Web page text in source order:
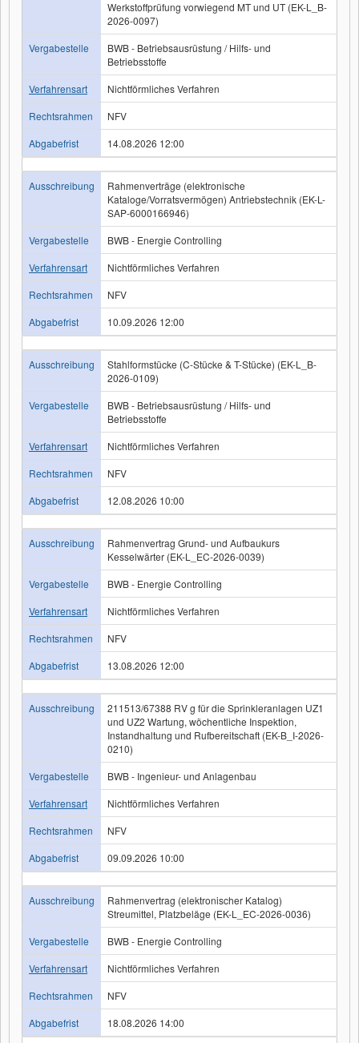
Werkstoffprüfung vorwiegend MT und UT (EK-L_B-
2026-0097)
Vergabestelle
BWB - Betriebsausrüstung / Hilfs- und
Betriebsstoffe
Verfahrensart
Nichtförmliches Verfahren
Rechtsrahmen
NFV
Abgabefrist
14.08.2026 12:00
Ausschreibung
Rahmenverträge (elektronische
Kataloge/Vorratsvermögen) Antriebstechnik (EK-L-
SAP-6000166946)
Vergabestelle
BWB - Energie Controlling
Verfahrensart
Nichtförmliches Verfahren
Rechtsrahmen
NFV
Abgabefrist
10.09.2026 12:00
Ausschreibung
Stahlformstücke (C-Stücke & T-Stücke) (EK-L_B-
2026-0109)
Vergabestelle
BWB - Betriebsausrüstung / Hilfs- und
Betriebsstoffe
Verfahrensart
Nichtförmliches Verfahren
Rechtsrahmen
NFV
Abgabefrist
12.08.2026 10:00
Ausschreibung
Rahmenvertrag Grund- und Aufbaukurs
Kesselwärter (EK-L_EC-2026-0039)
Vergabestelle
BWB - Energie Controlling
Verfahrensart
Nichtförmliches Verfahren
Rechtsrahmen
NFV
Abgabefrist
13.08.2026 12:00
Ausschreibung
211513/67388 RV g für die Sprinkleranlagen UZ1
und UZ2 Wartung, wöchentliche Inspektion,
Instandhaltung und Rufbereitschaft (EK-B_I-2026-
0210)
Vergabestelle
BWB - Ingenieur- und Anlagenbau
Verfahrensart
Nichtförmliches Verfahren
Rechtsrahmen
NFV
Abgabefrist
09.09.2026 10:00
Ausschreibung
Rahmenvertrag (elektronischer Katalog)
Streumittel, Platzbeläge (EK-L_EC-2026-0036)
Vergabestelle
BWB - Energie Controlling
Verfahrensart
Nichtförmliches Verfahren
Rechtsrahmen
NFV
Abgabefrist
18.08.2026 14:00